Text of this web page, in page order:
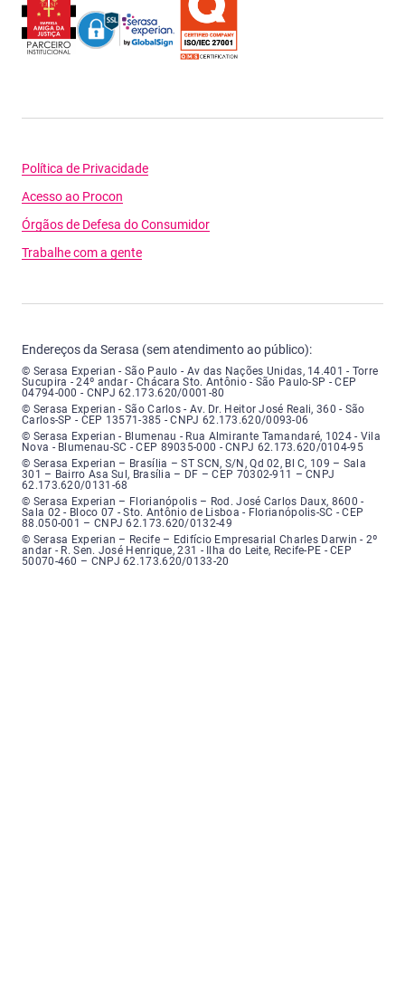
Política de Privacidade
Acesso ao Procon
Órgãos de Defesa do Consumidor
Trabalhe com a gente
Endereços da Serasa (sem atendimento ao público):
Serasa Experian - São Paulo - Endereço: Avenida das Nações Unidas,
© Serasa Experian - São Paulo - Av das Nações Unidas, 14.401 - Torre
Sucupira - 24º andar - Chácara Sto. Antônio - São Paulo-SP - CEP
04794-000 - CNPJ 62.173.620/0001-80
Serasa Experian - São Carlos - Endereço: Avenida Doutor Heitor José
© Serasa Experian - São Carlos - Av. Dr. Heitor José Reali, 360 - São
Carlos-SP - CEP 13571-385 - CNPJ 62.173.620/0093-06
Serasa Experian - Blumenau - Endereço: Rua Almirante Tamandaré,
© Serasa Experian - Blumenau - Rua Almirante Tamandaré, 1024 - Vila
Nova - Blumenau-SC - CEP 89035-000 - CNPJ 62.173.620/0104-95
Serasa Experian - Brasília, Endereço: Setor Comercial Norte, sem
© Serasa Experian – Brasília – ST SCN, S/N, Qd 02, Bl C, 109 – Sala
301 – Bairro Asa Sul, Brasília – DF – CEP 70302-911 – CNPJ
62.173.620/0131-68
Serasa Experian - Florianópolis, Endereço: Rodovia José Carlos, número
© Serasa Experian – Florianópolis – Rod. José Carlos Daux, 8600 -
Sala 02 - Bloco 07 - Sto. Antônio de Lisboa - Florianópolis-SC - CEP
88.050-001 – CNPJ 62.173.620/0132-49
Serasa Experian - Recife, Endereço: Edifício Empresarial Charles Darwin,
© Serasa Experian – Recife – Edifício Empresarial Charles Darwin - 2º
andar - R. Sen. José Henrique, 231 - Ilha do Leite, Recife-PE - CEP
50070-460 – CNPJ 62.173.620/0133-20